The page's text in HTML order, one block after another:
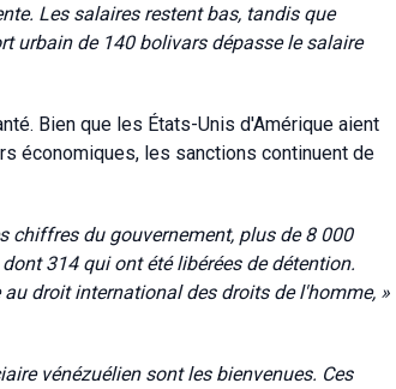
Les salaires restent bas, tandis que
urbain de 140 bolivars dépasse le salaire
Bien que les États-Unis d'Amérique aient
économiques, les sanctions continuent de
chiffres du gouvernement, plus de 8 000
314 qui ont été libérées de détention.
droit international des droits de l'homme, »
vénézuélien sont les bienvenues. Ces